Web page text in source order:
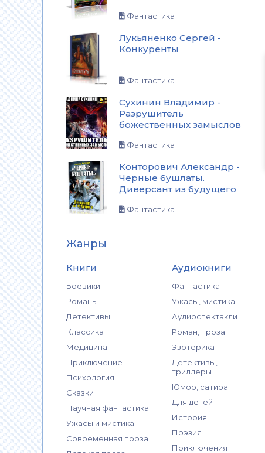
Фантастика
Лукьяненко Сергей -
Конкуренты
Фантастика
Сухинин Владимир -
Разрушитель
божественных замыслов
Фантастика
Конторович Александр -
Черные бушлаты.
Диверсант из будущего
Фантастика
Жанры
Книги
Боевики
Романы
Детективы
Классика
Медицина
Приключение
Психология
Сказки
Научная фантастика
Ужасы и мистика
Современная проза
Аудиокниги
Фантастика
Ужасы, мистика
Аудиоспектакли
Роман, проза
Эзотерика
Детективы,
триллеры
Юмор, сатира
Для детей
История
Поэзия
Приключения